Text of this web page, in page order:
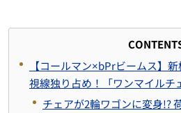
【コールマン×bPrビームス】
視線独り占め！「ワンマイルチ
チェアが2輪ワゴンに変身!?